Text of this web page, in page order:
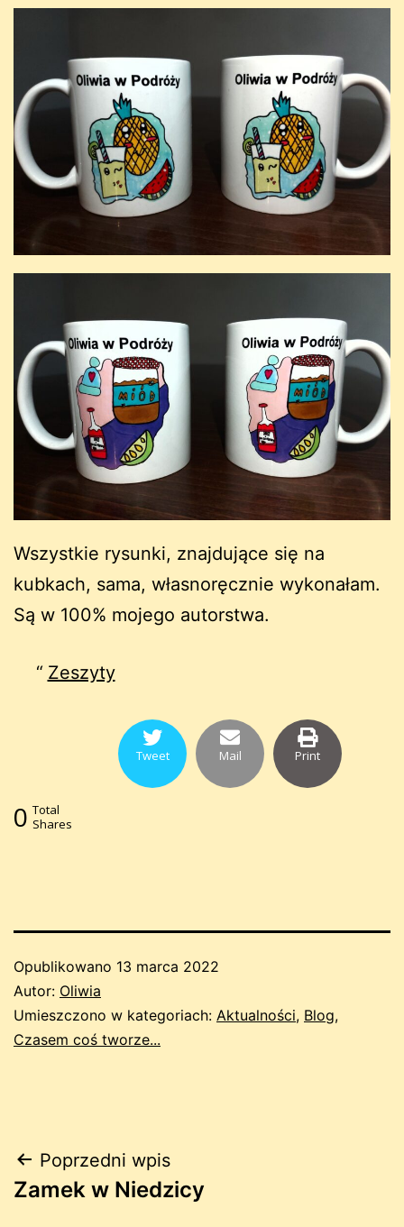
Wszystkie rysunki, znajdujące się na
kubkach, sama, własnoręcznie wykonałam.
Są w 100% mojego autorstwa.
Zeszyty
Tweet Mail Print
0 Total
Shares
Opublikowano 13 marca 2022
Autor: Oliwia
Umieszczono w kategoriach: Aktualności, Blog,
Czasem coś tworze...
Nawigacja
wpisu
Poprzedni wpis
Zamek w Niedzicy